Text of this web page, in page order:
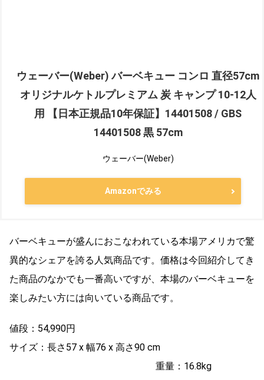
ウェーバー(Weber) バーベキュー コンロ 直径57cm
オリジナルケトルプレミアム 炭 キャンプ 10-12人
用 【日本正規品10年保証】14401508 / GBS
14401508 黒 57cm
ウェーバー(Weber)
Amazonでみる
バーベキューが盛んにおこなわれている本場アメリカで驚
異的なシェアを誇る人気商品です。価格は今回紹介してき
た商品のなかでも一番高いですが、本場のバーベキューを
楽しみたい方には向いている商品です。
値段：54,990円
サイズ：長さ 57 x 幅76 x 高さ90 cm
重量：16.8kg